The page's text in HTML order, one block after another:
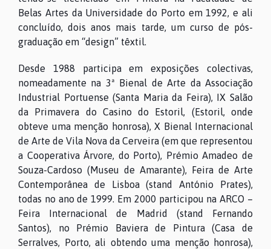
Belas Artes da Universidade do Porto em 1992, e ali
concluído, dois anos mais tarde, um curso de pós-
graduação em “design” têxtil.
Desde 1988 participa em exposições colectivas,
nomeadamente na 3ª Bienal de Arte da Associação
Industrial Portuense (Santa Maria da Feira), IX Salão
da Primavera do Casino do Estoril, (Estoril, onde
obteve uma menção honrosa), X Bienal Internacional
de Arte de Vila Nova da Cerveira (em que representou
a Cooperativa Árvore, do Porto), Prémio Amadeo de
Souza-Cardoso (Museu de Amarante), Feira de Arte
Contemporânea de Lisboa (stand António Prates),
todas no ano de 1999. Em 2000 participou na ARCO –
Feira Internacional de Madrid (stand Fernando
Santos), no Prémio Baviera de Pintura (Casa de
Serralves, Porto, ali obtendo uma menção honrosa),